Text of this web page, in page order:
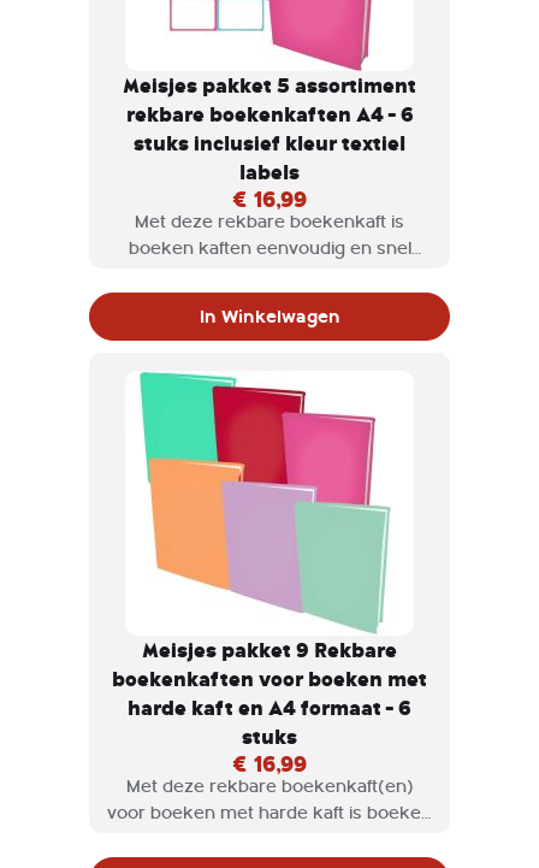
Meisjes pakket 5 assortiment
rekbare boekenkaften A4 - 6
stuks inclusief kleur textiel
labels
€ 16,99
Met deze rekbare boekenkaft is
boeken kaften eenvoudig en snel
maten.
In Winkelwagen
Meisjes pakket 9 Rekbare
boekenkaften voor boeken met
harde kaft en A4 formaat - 6
stuks
€ 16,99
Met deze rekbare boekenkaft(en)
voor boeken met harde kaft is boeken